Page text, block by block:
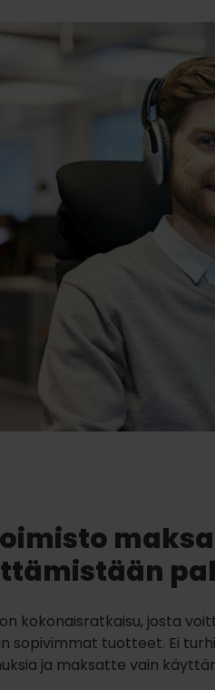
kokonaisratkaisu, josta
sopivimmat tuotteet. Ei
ja maksatte vain